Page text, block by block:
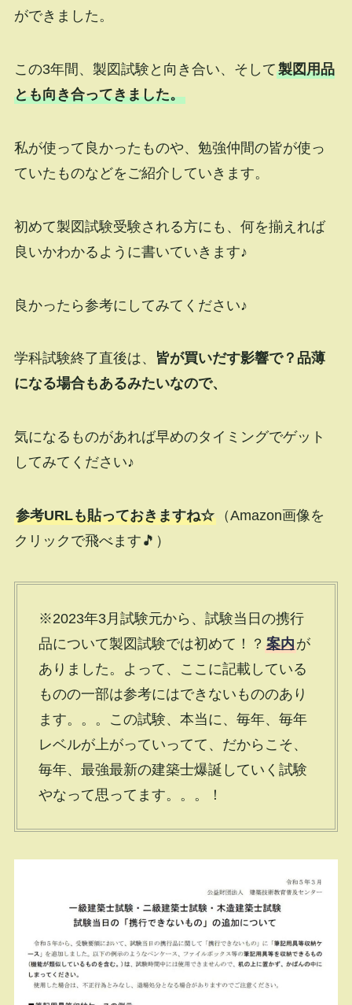
ができました。
この3年間、製図試験と向き合い、そして製図用品
とも向き合ってきました。
私が使って良かったものや、勉強仲間の皆が使っ
ていたものなどをご紹介していきます。
初めて製図試験受験される方にも、何を揃えれば
良いかわかるように書いていきます♪
良かったら参考にしてみてください♪
学科試験終了直後は、 皆が買いだす影響で？品薄
になる場合もあるみたいなので、
気になるものがあれば早めのタイミングでゲット
してみてください♪
参考URLも貼っておきますね☆（Amazon画像を
クリックで飛べます🎵）
※2023年3月試験元から、試験当日の携行
品について製図試験では初めて！？ 案内 が
ありました。よって、ここに記載している
ものの一部は参考にはできないもののあり
ます。。。この試験、本当に、毎年、毎年
レベルが上がっていってて、だからこそ、
毎年、最強最新の建築士爆誕していく試験
やなって思ってます。。。！